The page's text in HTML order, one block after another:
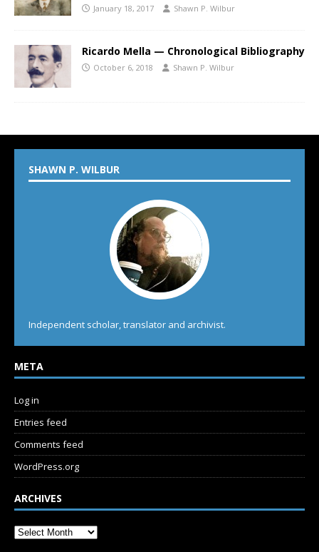
January 18, 2017 Shawn P. Wilbur
Ricardo Mella — Chronological Bibliography
October 6, 2018 Shawn P. Wilbur
SHAWN P. WILBUR
Independent scholar, translator and archivist.
META
Log in
Entries feed
Comments feed
WordPress.org
ARCHIVES